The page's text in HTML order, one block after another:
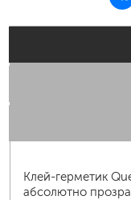
Клей-герметик
абсолютно